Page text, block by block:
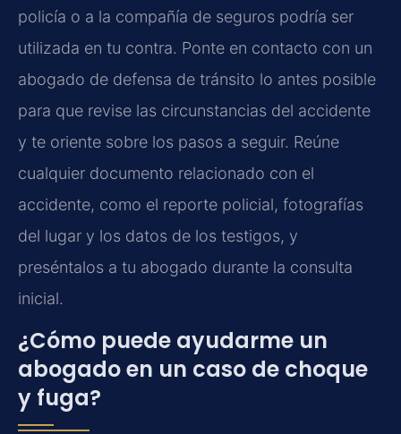
policía o a la compañía de seguros podría ser
utilizada en tu contra. Ponte en contacto con un
abogado de defensa de tránsito lo antes posible
para que revise las circunstancias del accidente
y te oriente sobre los pasos a seguir. Reúne
cualquier documento relacionado con el
accidente, como el reporte policial, fotografías
del lugar y los datos de los testigos, y
preséntalos a tu abogado durante la consulta
inicial.
¿Cómo puede ayudarme un
abogado en un caso de choque
y fuga?